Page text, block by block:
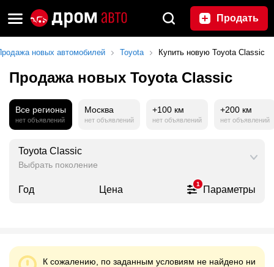
Продать
новых автомобилей Toyota Купить новую Toyota Classic
Продажа новых Toyota Classic
Все регионы
нет объявлений
Москва
нет объявлений
+100 км
нет объявлений
+200 км
нет объявлений
Toyota Classic
Выбрать поколение
Год Цена 1 Параметры
К сожалению, по заданным условиям не найдено ни